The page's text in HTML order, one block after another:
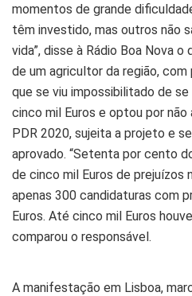
momentos de grande
têm investido, mas outros não
vida”, disse à Rádio Boa Nova
de um agricultor da região, com
que se viu impossibilitado de
cinco mil Euros e optou por
PDR 2020, sujeita a projeto e
aprovado. “Setenta por cento
de cinco mil Euros de prejuízos
apenas 300 candidaturas com
Euros. Até cinco mil Euros
comparou o responsável.
A manifestação em Lisboa,